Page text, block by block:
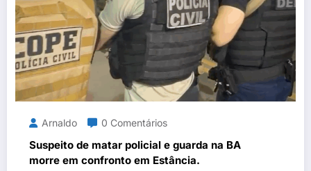
Arnaldo 0 Comentários
Suspeito de matar policial e guarda na BA
morre em confronto em Estância.